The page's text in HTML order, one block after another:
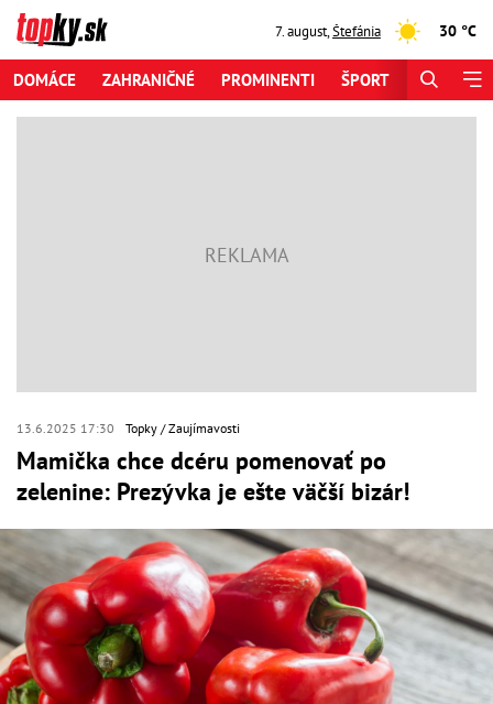
7. august,Štefánia 30 °C
DOMÁCE ZAHRANIČNÉ PROMINENTI ŠPORT
13.6.2025 17:30 Topky Zaujímavosti
Mamička chce dcéru pomenovať po
zelenine: Prezývka je ešte väčší bizár!